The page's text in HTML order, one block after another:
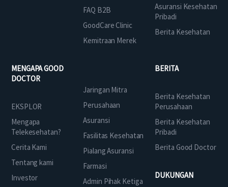
FAQ B2B
GoodCare Clinic
Kemitraan Merek
Asuransi Kesehatan
Pribadi
Berita Kesehatan
MENGAPA GOOD
DOCTOR
EKSPLOR
Mengapa
Telekesehatan?
Cerita Kami
Tentang kami
Investor
Jaringan Mitra
Perusahaan
Asuransi
Fasilitas Kesehatan
Pialang Asuransi
Farmasi
Admin Pihak Ketiga
BERITA
Berita Kesehatan
Perusahaan
Berita Kesehatan
Pribadi
Berita Good Doctor
DUKUNGAN